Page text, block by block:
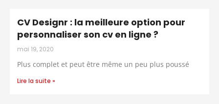
CV Designr : la meilleure option pour
personnaliser son cv en ligne ?
mai 19, 2020
Plus complet et peut être même un peu plus poussé
Lire la suite »